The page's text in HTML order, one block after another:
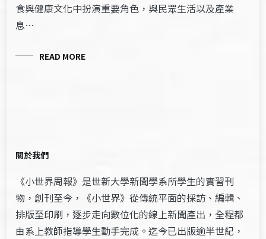
食與健康文化中扮演重要角色，與民眾生活以及產業
息…
READ MORE
關於我們
《小世界周報》是世新大學新聞學系所學生的實習刊
物，創刊至今，《小世界》從傳統平面的採訪、編輯、
排版至印刷，逐步走向數位化的線上新聞產出，全程都
由系上教師指導學生動手完成。迄今已出版逾半世紀，